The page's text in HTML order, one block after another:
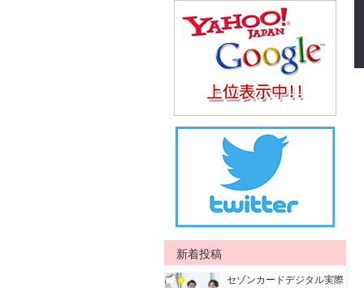
新着投稿
セゾンカードデジタル実際